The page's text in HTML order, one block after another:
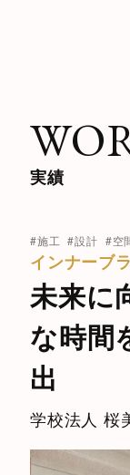
実績
#施工 #設計 #空
インナーブ
未来に
な時間
出
学校法人 桜